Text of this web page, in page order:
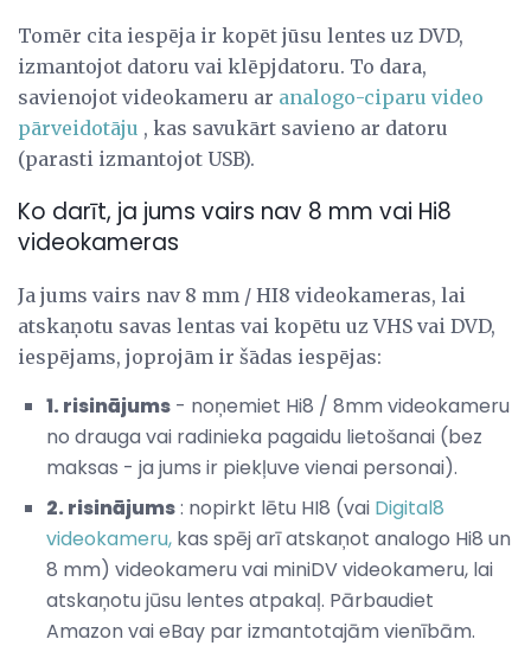
Tomēr cita iespēja ir kopēt jūsu lentes uz DVD,
izmantojot datoru vai klēpjdatoru. To dara,
savienojot videokameru ar analogo-ciparu video
pārveidotāju , kas savukārt savieno ar datoru
(parasti izmantojot USB).
Ko darīt, ja jums vairs nav 8 mm vai Hi8
videokameras
Ja jums vairs nav 8 mm / HI8 videokameras, lai
atskaņotu savas lentas vai kopētu uz VHS vai DVD,
iespējams, joprojām ir šādas iespējas:
1. risinājums - noņemiet Hi8 / 8mm videokameru
no drauga vai radinieka pagaidu lietošanai (bez
maksas - ja jums ir piekļuve vienai personai).
2. risinājums: nopirkt lētu HI8 (vai Digital8
videokameru, kas spēj arī atskaņot analogo Hi8 un
8 mm) videokameru vai miniDV videokameru, lai
atskaņotu jūsu lentes atpakaļ. Pārbaudiet
Amazon vai eBay par izmantotajām vienībām.